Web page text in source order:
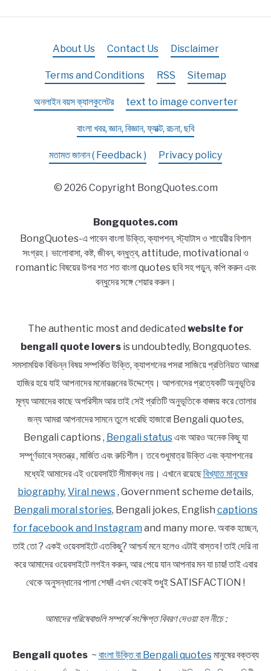
About Us Contact Us Disclaimer
Terms and Conditions RSS Sitemap
অনলাইন বয়স ক্যালকুলেটর text to image converter
বাংলা খবর, জ্ঞান, বিজ্ঞান, ফ্যাক্ট, রচনা, ছবি
মতামত জানান ( Feedback ) Privacy policy
© 2026 Copyright BongQuotes.com
Bongquotes.com
BongQuotes-এ পাবেন বাংলা উক্তি, ক্যাপশন, স্ট্যাটাস ও শায়েরীর বিশাল
সংগ্রহ। ভালোবাসা, কষ্ট, জীবন, বন্ধুত্ব, attitude, motivational ও
romantic বিষয়ের উপর শত শত বাংলা quotes ছবি সহ পড়ুন, কপি করুন এবং
বন্ধুদের সঙ্গে শেয়ার করুন।
The authentic most and dedicated website for
bengali quote loversis undoubtedly, Bongquotes.
সমসাময়িক বিভিন্ন বিষয় সম্পর্কিত উক্তি, ক্যাপশনের পসরা সাজিয়ে প্রতিনিয়ত আমরা
হাজির হয়ে যাই আপনাদের মনোরঞ্জনের উদ্দেশ্যে। আপনাদের প্রত্যেকটি অনুভূতির
মূল্য আমাদের কাছে অপরিসীম আর তাই সেই প্রতিটি অনুভূতিকে বাঙ্ময় করে তোলার
জন্য আমরা আপনাদের সামনে তুলে ধরেছি হাজারো Bengali quotes,
Bengali captions , Bengali statusএবং আরও অনেক কিছু যা
সম্পূর্ণভাবে স্বতন্ত্র , মার্জিত এবং রুচিশীল। তবে শুধুমাত্র উক্তি এবং ক্যাপশনের
মধ্যেই আমাদের এই ওয়েবসাইট সীমাবদ্ধ নয়। এখানে রয়েছেবিখ্যাত মানুষের
biography, Viral news, Government scheme details,
Bengali moral stories, Bengali jokes, English captions
for facebook and Instagram and many more. অবাক হচ্ছেন,
তাই তো ? একই ওয়েবসাইটে এতকিছু? আশ্চর্য মনে হলেও এটাই বাস্তব ! তাই দেরি না
করে আমাদের ওয়েবসাইটে লগইন করুন, আর পেয়ে যান আপনার মন যা চায়! তাই এবার
থেকে অনুসন্ধানের পালা শেষ!! এখন থেকেই শুধুই SATISFACTION !
আমাদের পরিষেবাগুলি সম্পর্কে সংক্ষিপ্ত বিবরণ দেওয়া হল নীচে :
Bengali quotes~ বাংলা উক্তি বা Bengali quotesমানুষের বক্তব্য